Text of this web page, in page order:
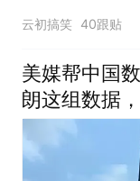
飞行物！
云初搞笑 40跟贴
美媒帮中国
朗这组数据